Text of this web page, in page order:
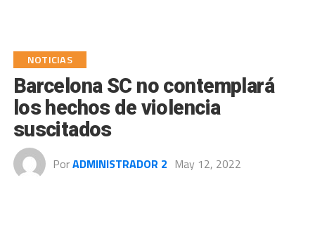
NOTICIAS
Barcelona SC no contemplará
los hechos de violencia
suscitados
PorADMINISTRADOR 2 May 12, 2022